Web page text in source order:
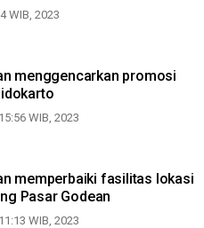
WIB, 2023
menggencarkan promosi
WIB, 2023
memperbaiki fasilitas lokasi
Pasar Godean
WIB, 2023